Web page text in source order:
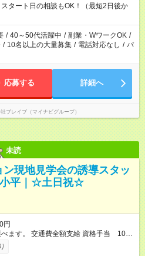
ゆっくりのスタートがいい」 「お昼の時
ど、ご希望があれば教えてください
スタート日の相談もOK！（最短2日後か
/ 40～50代活躍中 / 副業・WワークOK /
/ 10名以上の大量募集 / 電話対応なし / パ
応募する 詳細へ
ブレイブ（マイナビグループ）
未読
現地見学会の誘導スタッ
小平｜☆土日祝☆
円
交通費全額支給 資格手当 1000
は、指定現場の配置日以外でも資格手
す！ 月22日勤務以上で割増手当あり